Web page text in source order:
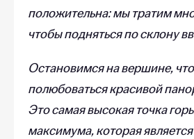
положительна: мы тратим
чтобы подняться по склону
Остановимся на вершине,
полюбоваться красивой
Это самая высокая точка
максимума, которая является